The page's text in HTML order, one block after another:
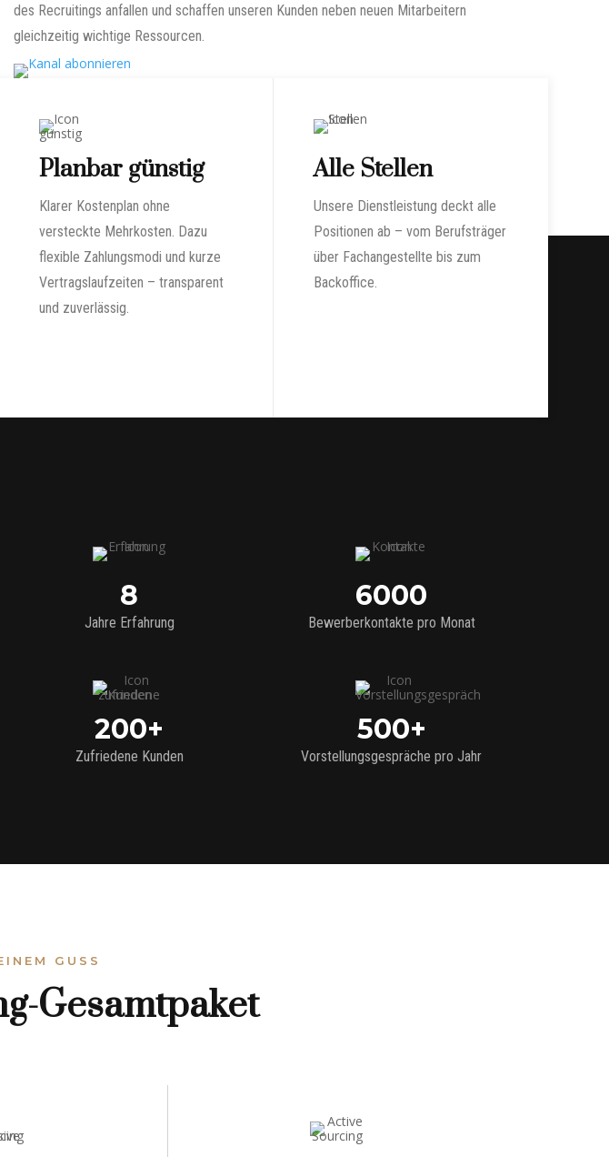
des Recruitings anfallen und schaffen unseren Kunden neben neuen Mitarbeitern
gleichzeitig wichtige Ressourcen.
Planbar günstig
Klarer Kostenplan ohne
versteckte Mehrkosten. Dazu
flexible Zahlungsmodi und kurze
Vertragslaufzeiten – transparent
und zuverlässig.
Alle Stellen
Unsere Dienstleistung deckt alle
Positionen ab – vom Berufsträger
über Fachangestellte bis zum
Backoffice.
8
Jahre Erfahrung
200+
Zufriedene Kunden
6000
Bewerberkontakte pro Monat
500+
Vorstellungsgespräche pro Jahr
GUSS
Gesamtpaket